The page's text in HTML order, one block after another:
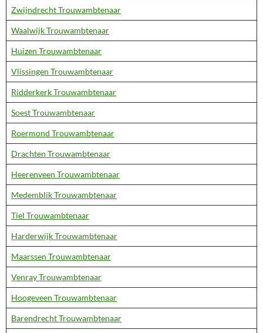
Zwijndrecht Trouwambtenaar
Waalwijk Trouwambtenaar
Huizen Trouwambtenaar
Vlissingen Trouwambtenaar
Ridderkerk Trouwambtenaar
Soest Trouwambtenaar
Roermond Trouwambtenaar
Drachten Trouwambtenaar
Heerenveen Trouwambtenaar
Medemblik Trouwambtenaar
Tiel Trouwambtenaar
Harderwijk Trouwambtenaar
Maarssen Trouwambtenaar
Venray Trouwambtenaar
Hoogeveen Trouwambtenaar
Barendrecht Trouwambtenaar